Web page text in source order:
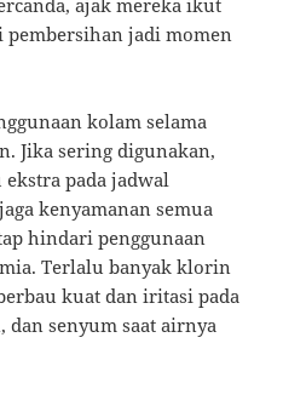
ajak mereka ikut
jadi momen
kolam selama
Jika sering digunakan,
pada jadwal
kenyamanan semua
hindari penggunaan
Terlalu banyak klorin
kuat dan iritasi pada
dan senyum saat airnya